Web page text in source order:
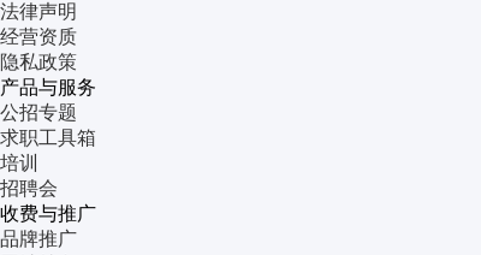
法律声明
经营资质
隐私政策
产品与服务
公招专题
求职工具箱
培训
招聘会
收费与推广
品牌推广